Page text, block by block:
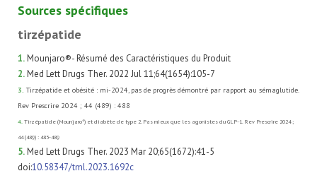
Sources spécifiques
tirzépatide
1.Mounjaro®- Résumé des Caractéristiques du Produit
2.Med Lett Drugs Ther. 2022 Jul 11;64(1654):105-7
3. Tirzépatide et obésité : mi-2024, pas de progrès démontré par rapport au sémaglutide.
Rev Prescrire 2024 ; 44 (489) : 488
4. Tirzépatide (Mounjaro°) et diabète de type 2. Pas mieux que les agonistes du GLP-1. Rev Prescrire 2024 ;
44 (489) : 485-489
5.Med Lett Drugs Ther. 2023 Mar 20;65(1672):41-5
doi:10.58347/tml.2023.1692c